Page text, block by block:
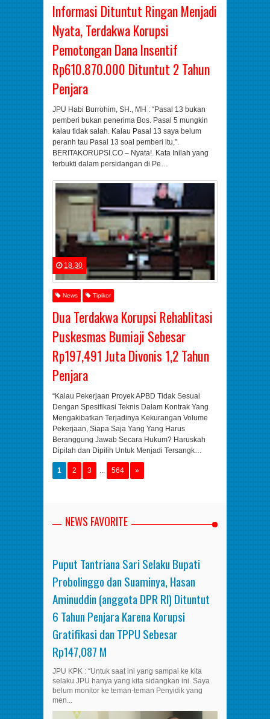
Informasi Dituntut Ringan Menjadi
Nyata, Terdakwa Korupsi
Pemotongan Dana Insentif
Rp610.870.000 Dituntut 2 Tahun
Penjara
JPU Habi Burrohim, SH., MH : “Pasal 13 bukan
pemberi bukan penerima Bos. Pasal 5 mungkin
kalau tidak salah. Kalau Pasal 13 saya belum
peranh tau Pasal 13 soal pemberi itu,”.
BERITAKORUPSI.CO – Nyata!. Kata Inilah yang
terbukti dalam persidangan di Pe…
18.30
News Tipikor
Dua Terdakwa Korupsi Rehablitasi
Puskesmas Bumiaji Sebesar
Rp197,491 Juta Divonis 1,2 Tahun
Penjara
“Kalau Pekerjaan Proyek APBD Tidak Sesuai
Dengan Spesifikasi Teknis Dalam Kontrak Yang
Mengakibatkan Terjadinya Kekurangan Volume
Pekerjaan, Siapa Saja Yang Yang Harus
Beranggung Jawab Secara Hukum? Haruskah
Dipilah dan Dipilih Untuk Menjadi Tersangk…
1 2 3 564 »
NEWS FAVORITE
Puput Tantriana Sari Selaku Bupati
Probolinggo dan Suaminya, Hasan
Aminuddin (anggota DPR RI) Dituntut
6 Tahun Penjara Karena Korupsi
Gratifikasi dan TPPU Sebesar
Rp147,087 M
JPU KPK : “Untuk saat ini yang sampai ke kita
selaku JPU hanya yang kita sidangkan ini. Saya
belum monitor ke teman-teman Penyidik yang
men...